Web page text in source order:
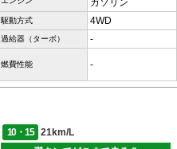
ガソリン
駆動方式 4WD
過給器（ターボ） -
燃費性能 -
10・15
21km/L